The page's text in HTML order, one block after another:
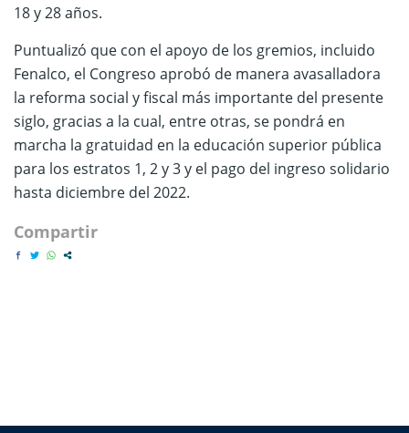
18 y 28 años.
Puntualizó que con el apoyo de los gremios, incluido
Fenalco, el Congreso aprobó de manera avasalladora
la reforma social y fiscal más importante del presente
siglo, gracias a la cual, entre otras, se pondrá en
marcha la gratuidad en la educación superior pública
para los estratos 1, 2 y 3 y el pago del ingreso solidario
hasta diciembre del 2022.
Compartir